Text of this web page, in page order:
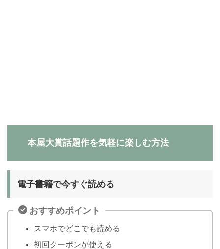
本屋大賞話題作を気軽に楽しむ方法
電子書籍で今すぐ読める
おすすめポイント
スマホでどこでも読める
初回クーポンが使える